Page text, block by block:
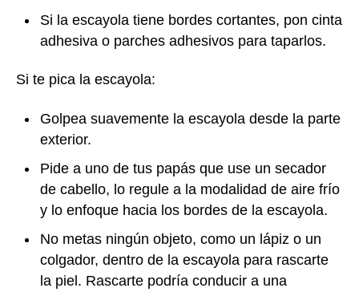
Si la escayola tiene bordes cortantes, pon cinta
adhesiva o parches adhesivos para taparlos.
Si te pica la escayola:
Golpea suavemente la escayola desde la parte
exterior.
Pide a uno de tus papás que use un secador
de cabello, lo regule a la modalidad de aire frío
y lo enfoque hacia los bordes de la escayola.
No metas ningún objeto, como un lápiz o un
colgador, dentro de la escayola para rascarte
la piel. Rascarte podría conducir a una